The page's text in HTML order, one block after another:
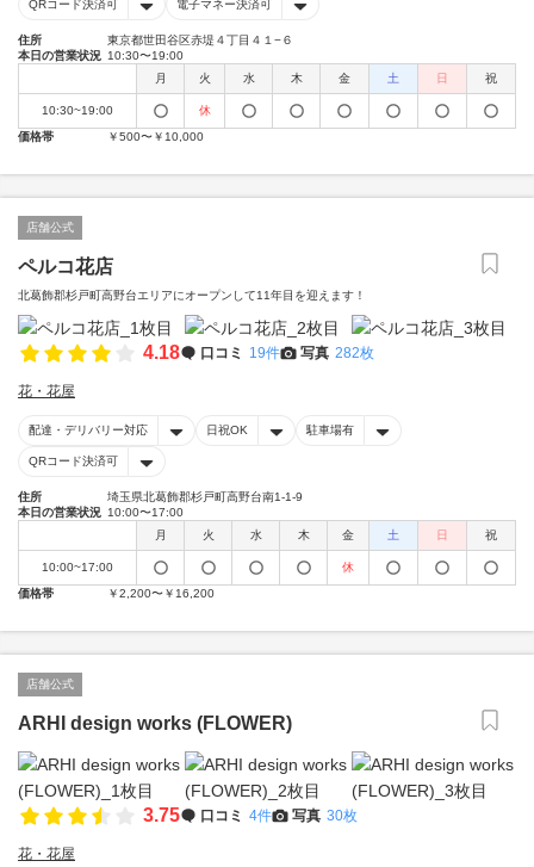
QRコード決済可 電子マネー決済可
住所
東京都世田谷区赤堤４丁目４１−６
本日の営業状況 10:30〜19:00
月
火 水 木 金 土 日 祝
10:30~19:00
休
価格帯
￥500〜￥10,000
店舗公式
ペルコ花店
北葛飾郡杉戸町高野台エリアにオープンして11年目を迎えます！
4.18 口コミ 19件 写真 282枚
花・花屋
配達・デリバリー対応 日祝OK 駐車場有
QRコード決済可
住所
埼玉県北葛飾郡杉戸町高野台南1-1-9
本日の営業状況 10:00〜17:00
月
火 水 木 金 土 日 祝
10:00~17:00
休
価格帯
￥2,200〜￥16,200
店舗公式
ARHI design works (FLOWER)
3.75 口コミ 4件 写真 30枚
花・花屋